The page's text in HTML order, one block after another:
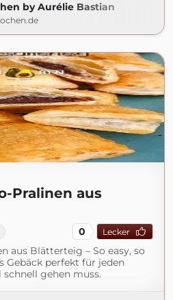
by Aurélie Bastian
Pralinen aus
0 Lecker
aus Blätterteig – So easy, so
Gebäck perfekt für jeden
gehen muss.